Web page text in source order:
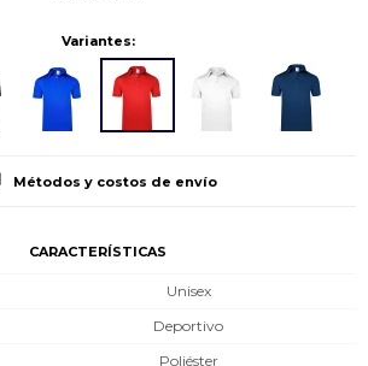
Variantes:
Métodos y costos de envío
CARACTERÍSTICAS
Unisex
Deportivo
Poliéster